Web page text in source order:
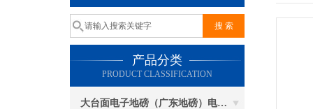
产品分类
PRODUCT CLASSIFICATION
大台面电子地磅（广东地磅）电子汽车衡